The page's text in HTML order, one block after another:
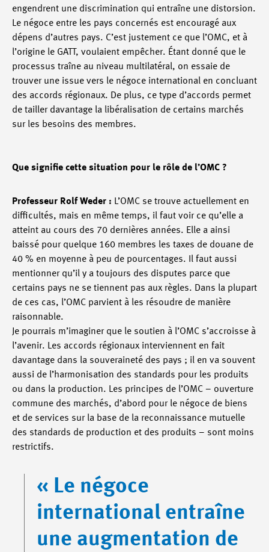
engendrent une discrimination qui entraîne une distorsion.
Le négoce entre les pays concernés est encouragé aux
dépens d’autres pays. C’est justement ce que l’OMC, et à
l’origine le GATT, voulaient empêcher. Étant donné que le
processus traîne au niveau multilatéral, on essaie de
trouver une issue vers le négoce international en concluant
des accords régionaux. De plus, ce type d’accords permet
de tailler davantage la libéralisation de certains marchés
sur les besoins des membres.
Que signifie cette situation pour le rôle de l’OMC ?
Professeur Rolf Weder : L’OMC se trouve actuellement en
difficultés, mais en même temps, il faut voir ce qu’elle a
atteint au cours des 70 dernières années. Elle a ainsi
baissé pour quelque 160 membres les taxes de douane de
40 % en moyenne à peu de pourcentages. Il faut aussi
mentionner qu’il y a toujours des disputes parce que
certains pays ne se tiennent pas aux règles. Dans la plupart
de ces cas, l’OMC parvient à les résoudre de manière
raisonnable.
Je pourrais m’imaginer que le soutien à l’OMC s’accroisse à
l’avenir. Les accords régionaux interviennent en fait
davantage dans la souveraineté des pays ; il en va souvent
aussi de l’harmonisation des standards pour les produits
ou dans la production. Les principes de l’OMC – ouverture
commune des marchés, d’abord pour le négoce de biens
et de services sur la base de la reconnaissance mutuelle
des standards de production et des produits – sont moins
restrictifs.
« Le négoce
international entraîne
une augmentation de